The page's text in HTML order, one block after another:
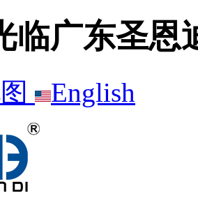
临广东圣恩
English